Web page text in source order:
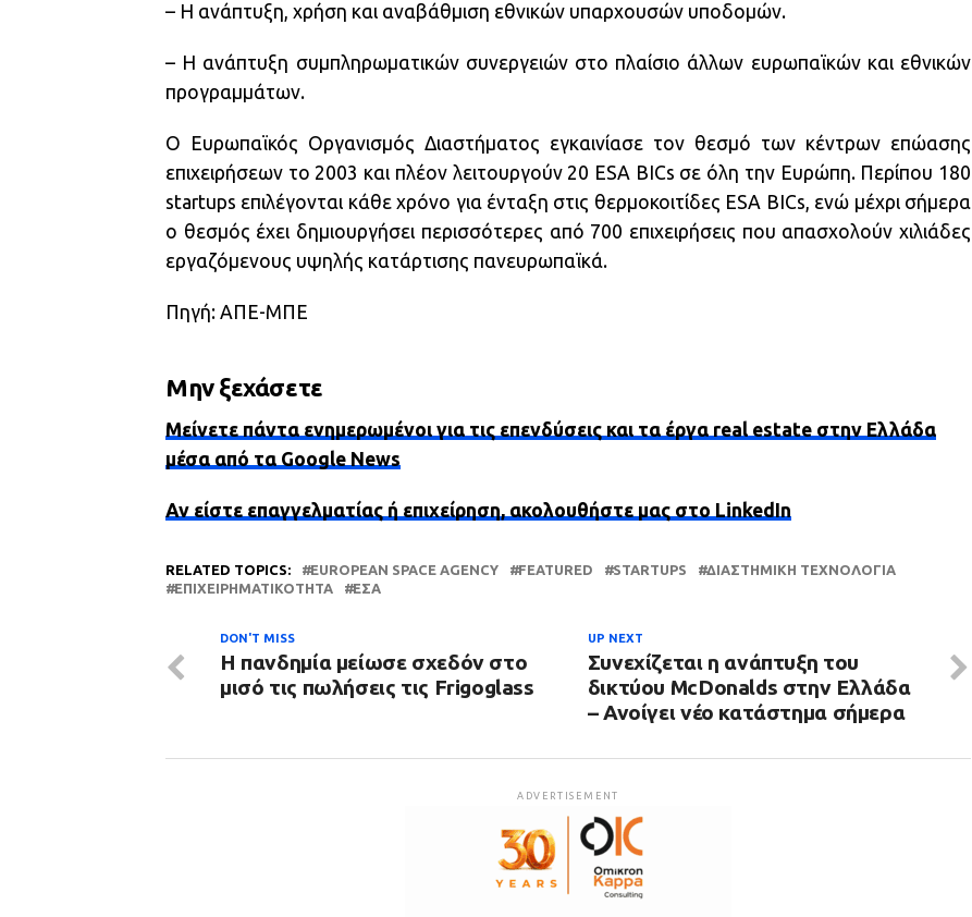
– Η ανάπτυξη, χρήση και αναβάθμιση εθνικών υπαρχουσών υποδομών.
– Η ανάπτυξη συμπληρωματικών συνεργειών στο πλαίσιο άλλων ευρωπαϊκών και εθνικών
προγραμμάτων.
Ο Ευρωπαϊκός Οργανισμός Διαστήματος εγκαινίασε τον θεσμό των κέντρων επώασης
επιχειρήσεων το 2003 και πλέον λειτουργούν 20 ESA BICs σε όλη την Ευρώπη. Περίπου 180
startups επιλέγονται κάθε χρόνο για ένταξη στις θερμοκοιτίδες ESA BICs, ενώ μέχρι σήμερα
ο θεσμός έχει δημιουργήσει περισσότερες από 700 επιχειρήσεις που απασχολούν χιλιάδες
εργαζόμενους υψηλής κατάρτισης πανευρωπαϊκά.
Πηγή: ΑΠΕ-ΜΠΕ
Μην ξεχάσετε
Μείνετε πάντα ενημερωμένοι για τις επενδύσεις και τα έργα real estate στην Ελλάδα
μέσα από τα Google News
Αν είστε επαγγελματίας ή επιχείρηση, ακολουθήστε μας στο LinkedIn
RELATED TOPICS: EUROPEAN SPACE AGENCY FEATURED STARTUPS
ΔΙΑΣΤΗΜΙΚΗ ΤΕΧΝΟΛΟΓΙΑ
ΕΠΙΧΕΙΡΗΜΑΤΙΚΌΤΗΤΑ
ΕΣΑ
UP NEXT
Συνεχίζεται η ανάπτυξη του
δικτύου McDonalds στην Ελλάδα
– Ανοίγει νέο κατάστημα σήμερα
DON'T MISS
Η πανδημία μείωσε σχεδόν στο
μισό τις πωλήσεις τις Frigoglass
ADVERTISEMENT